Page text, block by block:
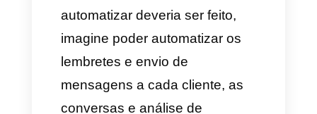
dados, usar esses dados para
seguir conversas importantes e
para fechar da melhor maneira
as vendas do seu negócio.